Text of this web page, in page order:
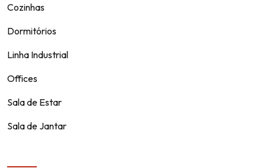
Cozinhas
Dormitórios
Linha Industrial
Offices
Sala de Estar
Sala de Jantar